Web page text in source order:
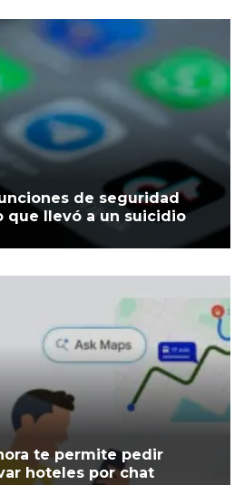
de seguridad
que llevó a un suicidio
te permite pedir
hoteles por chat